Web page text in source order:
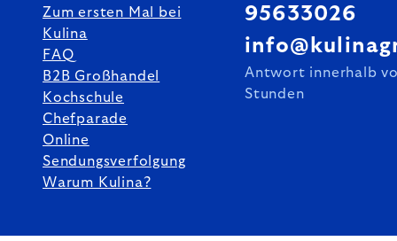
Zum ersten Mal bei
Kulina
FAQ
B2B Großhandel
Kochschule
Chefparade
Online
Sendungsverfolgung
Warum Kulina?
95633026
Antwort innerhalb
Stunden